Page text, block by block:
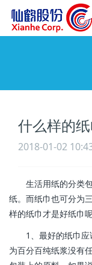
什么样的
2018-01-02
生活用纸的分类
纸。而纸巾也可分
样的纸巾才是好纸巾
1、最好的纸巾应
为百分百纯纸浆没有